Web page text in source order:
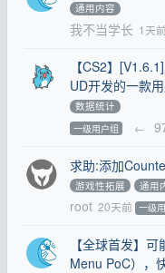
通用内容
我不当学长 1天前
【CS2】
UD开发的一款
数据统计
一级用户组 ←
求助:添加
游戏性拓展 通用
root 20天前 一级
【全球首发】
Menu PoC），